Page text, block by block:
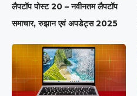
लैपटॉप पोस्ट 20 – नवीनतम लैपटॉप
समाचार, रुझान एवं अपडेट्स 2025